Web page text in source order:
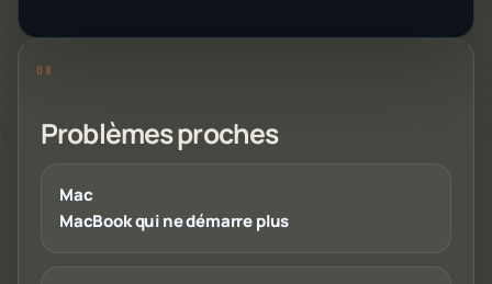
Problèmes proches
Mac
MacBook qui ne démarre plus